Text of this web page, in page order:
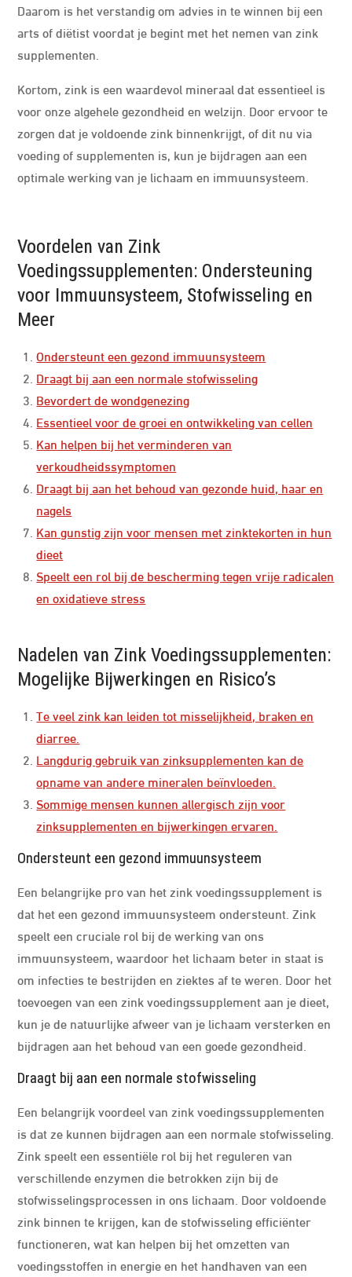
Daarom is het verstandig om advies in te winnen bij een
arts of diëtist voordat je begint met het nemen van zink
supplementen.
Kortom, zink is een waardevol mineraal dat essentieel is
voor onze algehele gezondheid en welzijn. Door ervoor te
zorgen dat je voldoende zink binnenkrijgt, of dit nu via
voeding of supplementen is, kun je bijdragen aan een
optimale werking van je lichaam en immuunsysteem.
Voordelen van Zink
Voedingssupplementen: Ondersteuning
voor Immuunsysteem, Stofwisseling en
Meer
Ondersteunt een gezond immuunsysteem
Draagt bij aan een normale stofwisseling
Bevordert de wondgenezing
Essentieel voor de groei en ontwikkeling van cellen
Kan helpen bij het verminderen van
verkoudheidssymptomen
Draagt bij aan het behoud van gezonde huid, haar en
nagels
Kan gunstig zijn voor mensen met zinktekorten in hun
dieet
Speelt een rol bij de bescherming tegen vrije radicalen
en oxidatieve stress
Nadelen van Zink Voedingssupplementen:
Mogelijke Bijwerkingen en Risico’s
Te veel zink kan leiden tot misselijkheid, braken en
diarree.
Langdurig gebruik van zinksupplementen kan de
opname van andere mineralen beïnvloeden.
Sommige mensen kunnen allergisch zijn voor
zinksupplementen en bijwerkingen ervaren.
Ondersteunt een gezond immuunsysteem
Een belangrijke pro van het zink voedingssupplement is
dat het een gezond immuunsysteem ondersteunt. Zink
speelt een cruciale rol bij de werking van ons
immuunsysteem, waardoor het lichaam beter in staat is
om infecties te bestrijden en ziektes af te weren. Door het
toevoegen van een zink voedingssupplement aan je dieet,
kun je de natuurlijke afweer van je lichaam versterken en
bijdragen aan het behoud van een goede gezondheid.
Draagt bij aan een normale stofwisseling
Een belangrijk voordeel van zink voedingssupplementen
is dat ze kunnen bijdragen aan een normale stofwisseling.
Zink speelt een essentiële rol bij het reguleren van
verschillende enzymen die betrokken zijn bij de
stofwisselingsprocessen in ons lichaam. Door voldoende
zink binnen te krijgen, kan de stofwisseling efficiënter
functioneren, wat kan helpen bij het omzetten van
voedingsstoffen in energie en het handhaven van een